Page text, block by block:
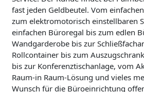
fast jeden Geldbeutel. Vom
zum elektromotorisch einstellbaren
einfachen Büroregal bis zum edlen
Wandgarderobe bis zur
Rollcontainer bis zum
bis zur Konferenztischanlage, vom
Raum-in Raum-Lösung und vieles
Wunsch für die Büroeinrichtung